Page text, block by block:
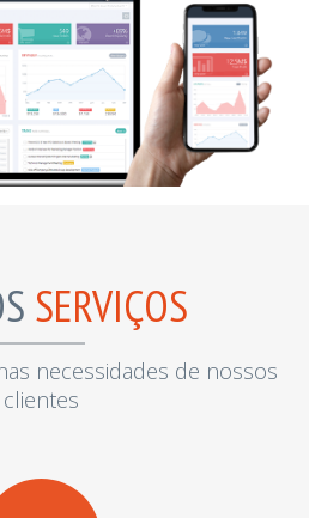
SERVIÇOS
necessidades de nossos
clientes